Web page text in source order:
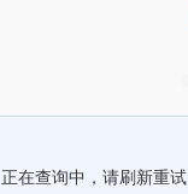
正在查询中，请刷新重试